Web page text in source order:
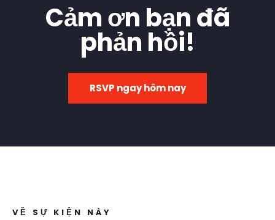
Cảm ơn bạn đã
phản hồi!
RSVP ngay hôm nay
VỀ SỰ KIỆN NÀY